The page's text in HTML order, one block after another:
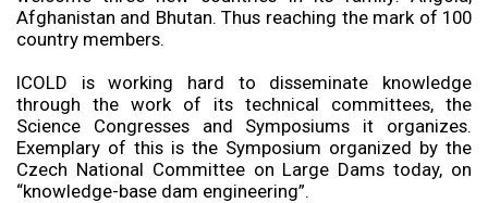
Afghanistan and Bhutan. Thus reaching the mark of 100
country members.
ICOLD is working hard to disseminate knowledge
through the work of its technical committees, the
Science Congresses and Symposiums it organizes.
Exemplary of this is the Symposium organized by the
Czech National Committee on Large Dams today, on
“knowledge-base dam engineering”.